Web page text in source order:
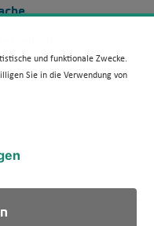
und funktionale Zwecke.
Sie in die Verwendung von